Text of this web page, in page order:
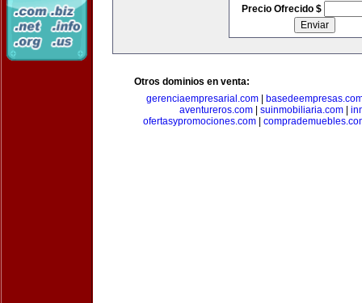
Precio Ofrecido $
Otros dominios en venta:
gerenciaempresarial.com|
aventureros.com| suinmobiliaria.com|
ofertasypromociones.com|